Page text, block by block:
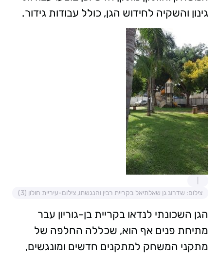
גינון והשקיה לחידוש הגן, כולל עבודות גידור.
צילום: שדרוג גן שאלתיאל בקריית רבין והנגשתו, צילום-עיריית חולון (3)
הגן השכונתי לנדאו בקריית בן-גוריון עבר
מתיחת פנים אף הוא, שכללה החלפה של
מתקני המשחק למתקנים חדשים ומונגשים,